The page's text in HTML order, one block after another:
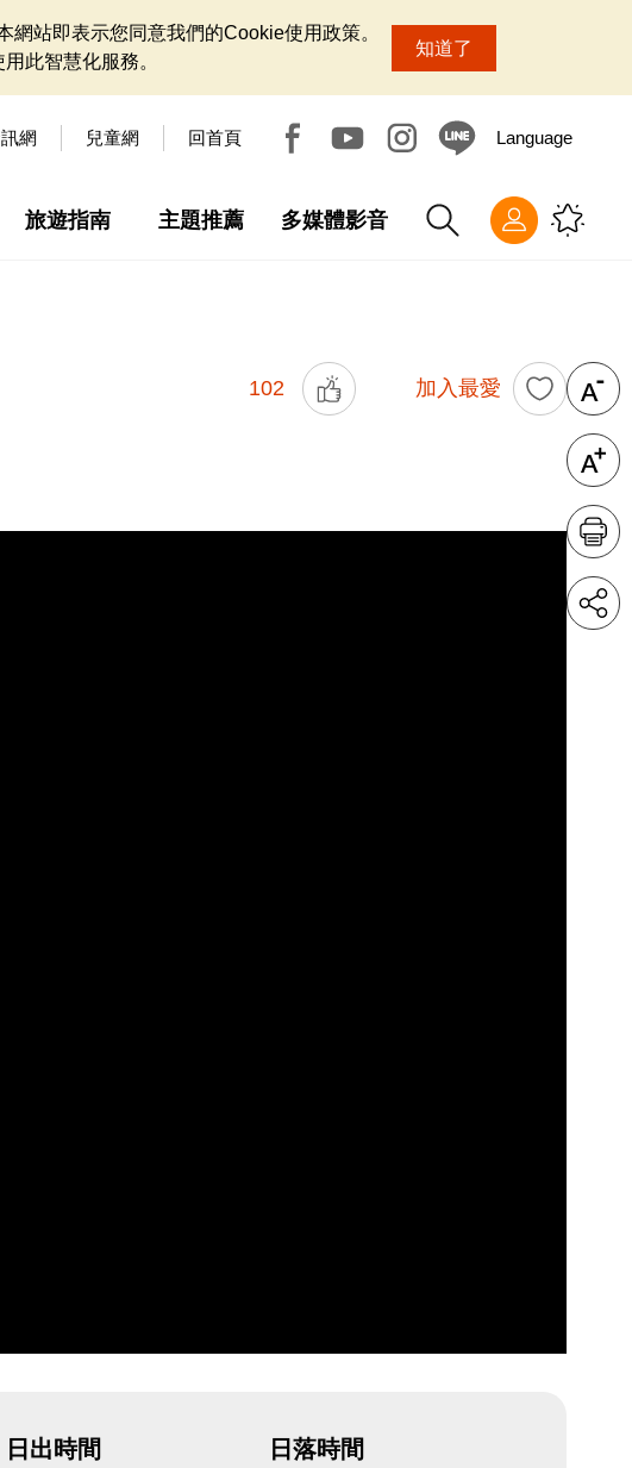
站即表示您同意我們的Cookie使用政策。
此智慧化服務。
知道了
網 兒童網 回首頁 Language
旅遊指南 主題推薦 多媒體影音
102 加入最愛
日出時間 日落時間